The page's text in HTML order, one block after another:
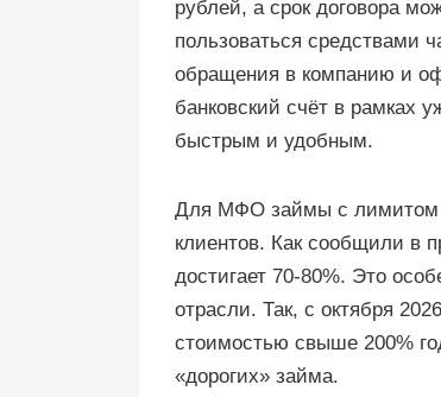
рублей, а срок договора
пользоваться средствами
обращения в компанию и
банковский счёт в рамках
быстрым и удобным.
Для МФО займы с лимитом
клиентов. Как сообщили в
достигает 70-80%. Это
отрасли. Так, с октября
стоимостью свыше 200%
«дорогих» займа.